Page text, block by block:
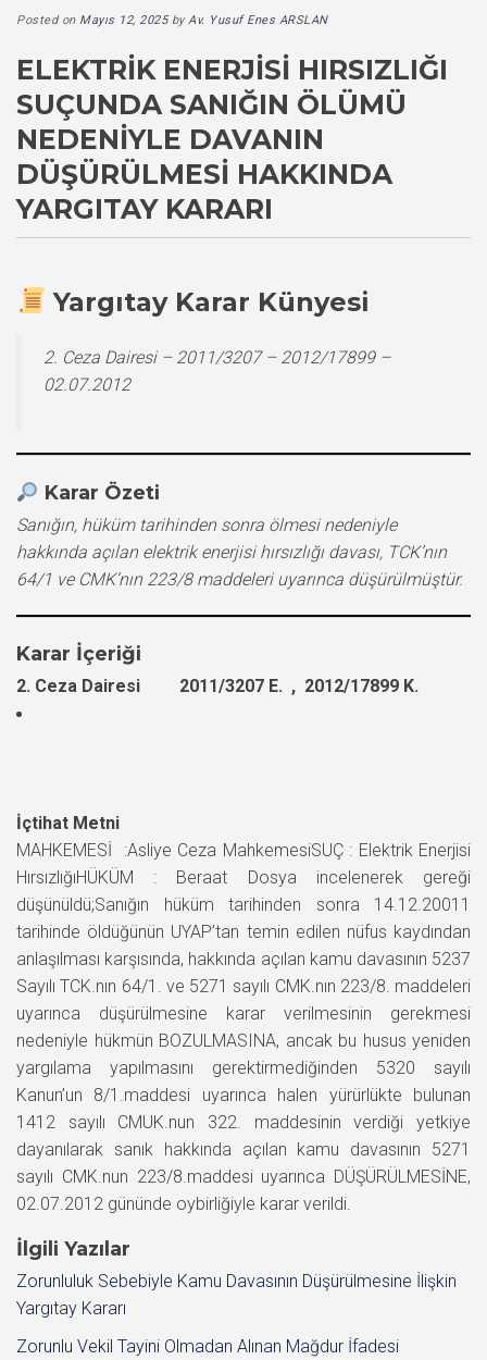
Posted on Mayıs 12, 2025byAv. Yusuf Enes ARSLAN
ELEKTRIK ENERJISI HIRSIZLIĞI
SUÇUNDA SANIĞIN ÖLÜMÜ
NEDENIYLE DAVANIN
DÜŞÜRÜLMESI HAKKINDA
YARGITAY KARARI
Yargıtay Karar Künyesi
2. Ceza Dairesi – 2011/3207 – 2012/17899 –
02.07.2012
Karar Özeti
Sanığın, hüküm tarihinden sonra ölmesi nedeniyle
hakkında açılan elektrik enerjisi hırsızlığı davası, TCK’nın
64/1 ve CMK’nın 223/8 maddeleri uyarınca düşürülmüştür.
Karar İçeriği
2. Ceza Dairesi 2011/3207 E. , 2012/17899 K.
İçtihat Metni
MAHKEMESİ :Asliye Ceza MahkemesiSUÇ : Elektrik Enerjisi
HırsızlığıHÜKÜM : Beraat Dosya incelenerek gereği
düşünüldü;Sanığın hüküm tarihinden sonra 14.12.20011
tarihinde öldüğünün UYAP’tan temin edilen nüfus kaydından
anlaşılması karşısında, hakkında açılan kamu davasının 5237
Sayılı TCK.nın 64/1. ve 5271 sayılı CMK.nın 223/8. maddeleri
uyarınca düşürülmesine karar verilmesinin gerekmesi
nedeniyle hükmün BOZULMASINA, ancak bu husus yeniden
yargılama yapılmasını gerektirmediğinden 5320 sayılı
Kanun’un 8/1.maddesi uyarınca halen yürürlükte bulunan
1412 sayılı CMUK.nun 322. maddesinin verdiği yetkiye
dayanılarak sanık hakkında açılan kamu davasının 5271
sayılı CMK.nun 223/8.maddesi uyarınca DÜŞÜRÜLMESİNE,
02.07.2012 gününde oybirliğiyle karar verildi.
İlgili Yazılar
Zorunluluk Sebebiyle Kamu Davasının Düşürülmesine İlişkin
Yargıtay Kararı
Zorunlu Vekil Tayini Olmadan Alınan Mağdur İfadesi